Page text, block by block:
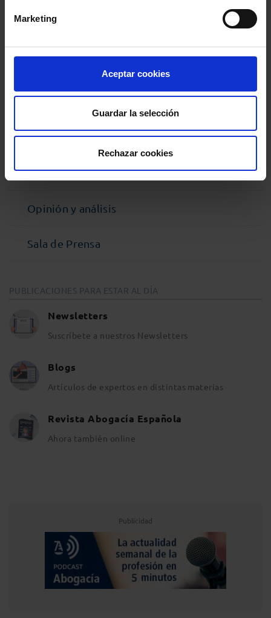
Marketing
Aceptar cookies
Guardar la selección
Rechazar cookies
Agenda
Entrevistas
Opinión y análisis
Sala de Prensa
PUBLICACIONES PARA ESTAR AL DÍA
Newsletters
Suscríbete a nuestros Newsletters
Blogs
Artículos de expertos en distintas materias
Revista Abogacía Española
Ahora también online
Publicidad